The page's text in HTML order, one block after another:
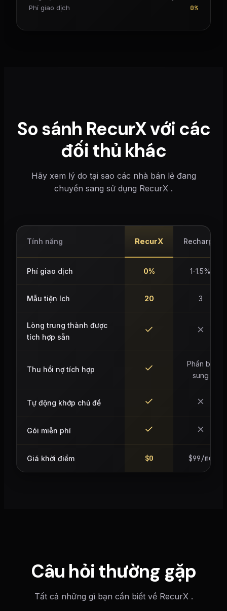
Phí giao dịch
0%
So sánh RecurX với các
đối thủ khác
Hãy xem lý do tại sao các nhà bán lẻ đang
chuyển sang sử dụng RecurX .
Tính năng RecurX Recharge
Phí giao dịch 0% 1-1.5%
Mẫu tiện ích 20 3
Lòng trung thành được
tích hợp sẵn
Thu hồi nợ tích hợp
Phần bổ
sung
Tự động khớp chủ đề
Gói miễn phí
Giá khởi điểm $0 $99/mo
Câu hỏi thường gặp
Tất cả những gì bạn cần biết về RecurX .